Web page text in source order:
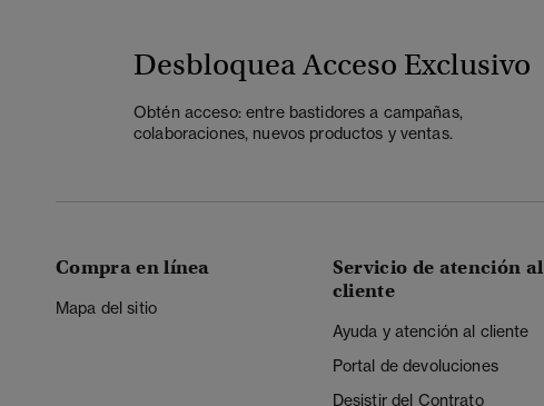
Desbloquea Acceso Exclusivo
Obtén acceso: entre bastidores a campañas,
colaboraciones, nuevos productos y ventas.
Compra en línea
Mapa del sitio
Servicio de atención al
cliente
Ayuda y atención al cliente
Portal de devoluciones
Desistir del Contrato